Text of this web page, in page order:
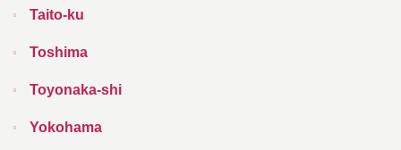
Taito-ku
Toshima
Toyonaka-shi
Yokohama